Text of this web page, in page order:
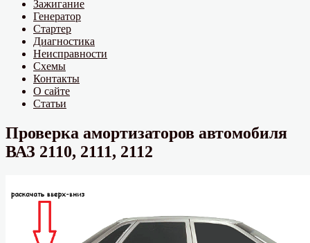
Зажигание
Генератор
Стартер
Диагностика
Неисправности
Схемы
Контакты
О сайте
Статьи
Проверка амортизаторов автомобиля
ВАЗ 2110, 2111, 2112